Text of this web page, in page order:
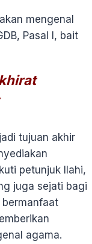
mengenal
Pasal I, bait
tujuan akhir
petunjuk Ilahi,
juga sejati bagi
agama.